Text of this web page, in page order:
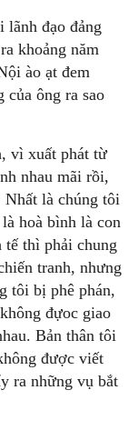
lãnh đạo đảng
khoảng năm
ào ạt đem
của ông ra sao
vì xuất phát từ
nhau mãi rồi,
Nhất là chúng tôi
hoà bình là con
thì phải chung
tranh, nhưng
tôi bị phê phán,
đựoc giao
Bản thân tôi
được viết
ra những vụ bắt